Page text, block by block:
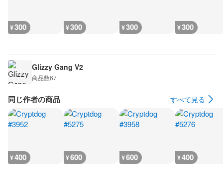
¥300 ¥300 ¥300 ¥300
Glizzy Gang V2
商品数67
同じ作者の商品 すべて見る
¥400 ¥600 ¥600 ¥400